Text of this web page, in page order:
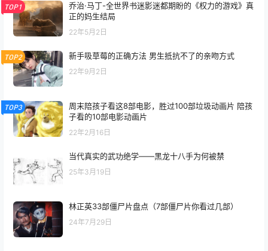
TOP1
乔治·马丁-全世界书迷影迷都期盼的《权力的游戏》真
正的妈生结局
22年5月2日
TOP2 新手吸草莓的正确方法 男生抵抗不了的亲吻方式
22年9月2日
TOP3
周末陪孩子看这8部电影，胜过100部垃圾动画片 陪孩
子看的10部电影动画片
22年2月16日
当代真实的武功绝学——黑龙十八手为何被禁
25年3月19日
林正英33部僵尸片盘点（7部僵尸片你看过几部）
24年7月29日